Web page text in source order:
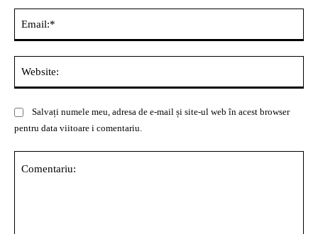
Salvați numele meu, adresa de e-mail și site-ul web în acest browser
pentru data viitoare i comentariu.